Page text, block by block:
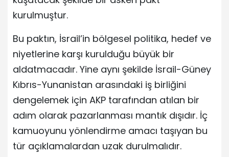
kurulmuştur.
Bu paktın, İsrail’in bölgesel politika, hedef ve
niyetlerine karşı kurulduğu büyük bir
aldatmacadır. Yine aynı şekilde İsrail-Güney
Kıbrıs-Yunanistan arasındaki iş birliğini
dengelemek için AKP tarafından atılan bir
adım olarak pazarlanması mantık dışıdır. İç
kamuoyunu yönlendirme amacı taşıyan bu
tür açıklamalardan uzak durulmalıdır.